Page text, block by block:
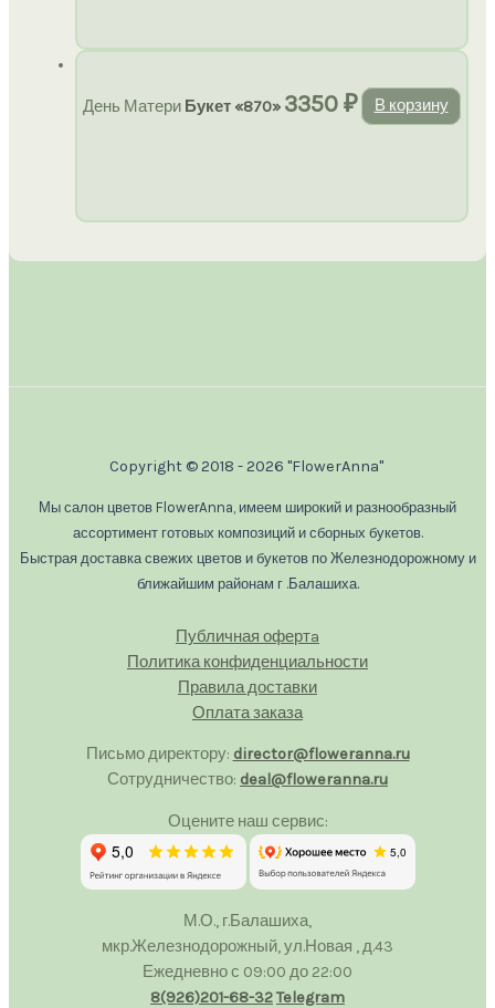
День Матери Букет «870» 3350₽ В корзину
Copyright © 2018 - 2026 "FlowerAnna"
Мы салон цветов FlowerAnna, имеем широкий и разнообразный
ассортимент готовых композиций и сборных букетов.
Быстрая доставка свежих цветов и букетов по Железнодорожному и
ближайшим районам г .Балашиха.
Публичная офертa
Политика конфиденциальности
Правила доставки
Оплата заказа
Письмо директору: director@floweranna.ru
Сотрудничество: deal@floweranna.ru
Оцените наш сервис:
М.О., г.Балашиха,
мкр.Железнодорожный, ул.Новая , д.43
Ежедневно с 09:00 до 22:00
8(926)201-68-32Telegram